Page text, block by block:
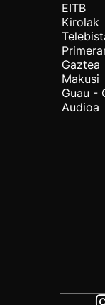
EITB
Kirolak
Gaztea
Makusi
Guau -
Audioa